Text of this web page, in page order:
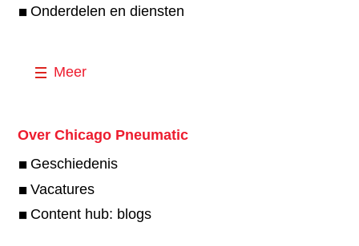
Onderdelen en diensten
Meer
Over Chicago Pneumatic
Geschiedenis
Vacatures
Content hub: blogs